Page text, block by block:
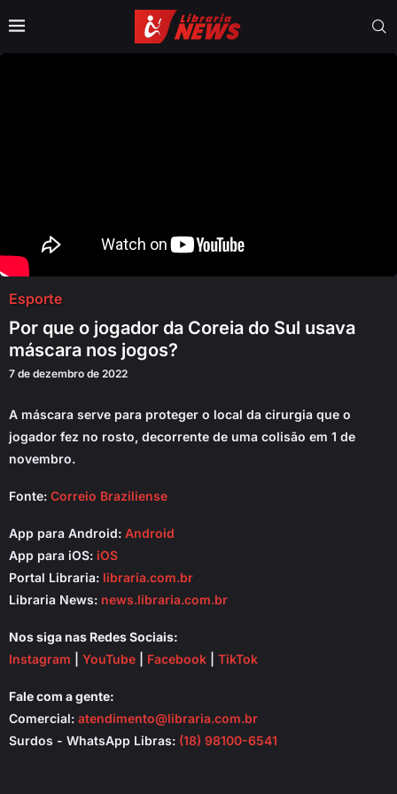
Esporte
Por que o jogador da Coreia do Sul usava
máscara nos jogos?
7 de dezembro de 2022
A máscara serve para proteger o local da cirurgia que o
jogador fez no rosto, decorrente de uma colisão em 1 de
novembro.
Fonte: Correio Braziliense
App para Android: Android
App para iOS: iOS
Portal Libraria: libraria.com.br
Libraria News: news.libraria.com.br
Nos siga nas Redes Sociais:
Instagram
YouTube Facebook TikTok
Fale com a gente:
Comercial: atendimento@libraria.com.br
Surdos - WhatsApp Libras: (18) 98100-6541